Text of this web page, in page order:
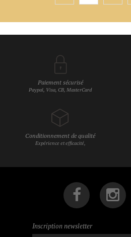
Paiement sécurisé
Paypal, Visa, CB, MasterCard
Conditionnement de qualité
Expérience et efficacité,
Inscription newsletter